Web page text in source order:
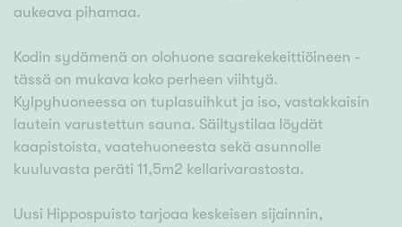
aukeava pihamaa.
Kodin sydämenä on olohuone saarekekeittiöineen -
tässä on mukava koko perheen viihtyä.
Kylpyhuoneessa on tuplasuihkut ja iso, vastakkaisin
lautein varustettun sauna. Säiltystilaa löydät
kaapistoista, vaatehuoneesta sekä asunnolle
kuuluvasta peräti 11,5m2 kellarivarastosta.
Uusi Hippospuisto tarjoaa keskeisen sijainnin,